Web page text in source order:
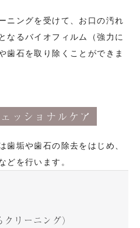
ニングを受けて、お口の汚れ
なるバイオフィルム（強力に
歯石を取り除くことができま
ッショナルケア
歯垢や歯石の除去をはじめ、
どを行います。
クリーニング）